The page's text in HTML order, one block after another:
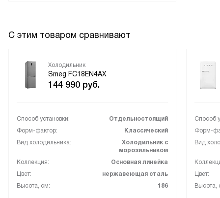
С этим товаром сравнивают
Холодильник
Smeg FC18EN4AX
144 990 руб.
Способ установки:
Отдельностоящий
Форм-фактор:
Классический
Вид холодильника:
Холодильник с
морозильником
Коллекция:
Основная линейка
Цвет:
нержавеющая сталь
Высота, см:
186
Способ
Форм-
Вид
Цвет:
Высота,